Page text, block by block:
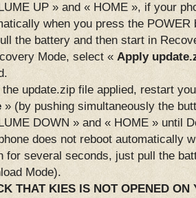
UP » and « HOME », if your
when you press the
the battery and then start in
Mode, select « Apply
the update.zip file applied, restart
» (by pushing simultaneously the
DOWN » and « HOME » until
does not reboot automatically
for several seconds, just pull the
Mode).
THAT KIES IS NOT OPENED ON